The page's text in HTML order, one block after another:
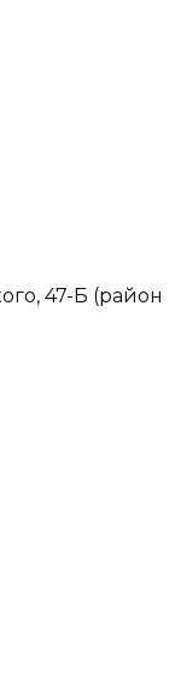
47-Б (район